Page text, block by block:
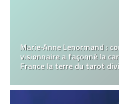
Marie‑Anne Lenormand :
visionnaire a façonné la
France la terre du tarot